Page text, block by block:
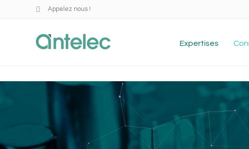
Appelez nous !
Expertises